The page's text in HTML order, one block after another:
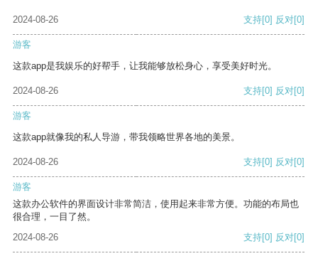
2024-08-26 支持[0] 反对[0]
游客
这款app是我娱乐的好帮手，让我能够放松身心，享受美好时光。
2024-08-26 支持[0] 反对[0]
游客
这款app就像我的私人导游，带我领略世界各地的美景。
2024-08-26 支持[0] 反对[0]
游客
这款办公软件的界面设计非常简洁，使用起来非常方便。功能的布局也
很合理，一目了然。
2024-08-26
支持[0] 反对[0]